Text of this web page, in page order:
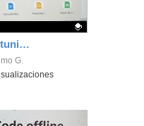
Dale una oportunidad a los Chromebooks y utiliza un proyector para realizar talleres si no tienes pantallas táctiles
G.